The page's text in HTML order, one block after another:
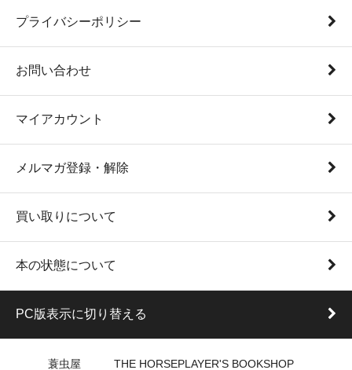
プライバシーポリシー
お問い合わせ
マイアカウント
メルマガ登録・解除
買い取りについて
本の状態について
PC版表示に切り替える
蓑虫屋 THE HORSEPLAYER'S BOOKSHOP